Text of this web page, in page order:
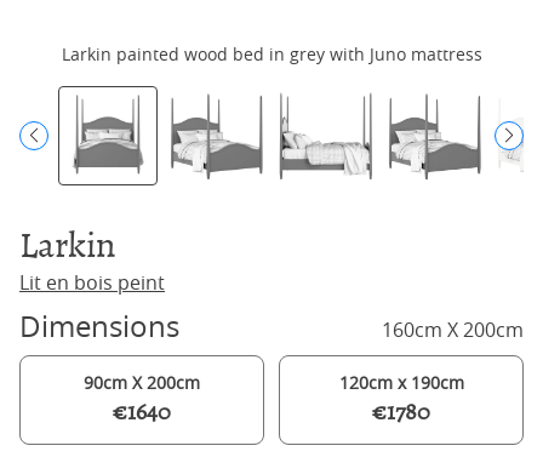
Larkin painted wood bed in grey with Juno mattress
Larkin
Lit en bois peint
Dimensions 160cm X 200cm
90cm X 200cm
€1640
120cm x 190cm
€1780